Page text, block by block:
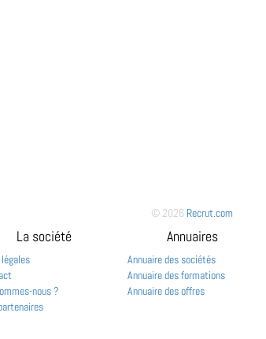
© 2026 Recrut.com
La société
nous ?
Annuaires
Annuaire des sociétés
Annuaire des formations
Annuaire des offres